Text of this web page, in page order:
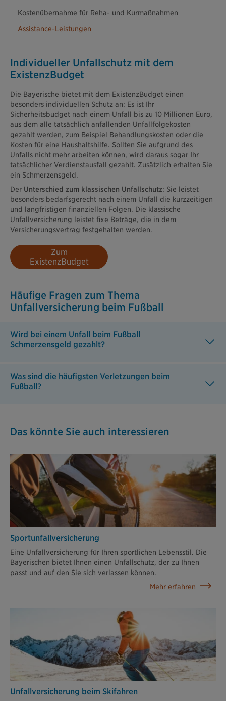
Kostenübernahme für Reha- und Kurmaßnahmen
Assistance-Leistungen
Individueller Unfallschutz mit dem
ExistenzBudget
Die Bayerische bietet mit dem ExistenzBudget einen
besonders individuellen Schutz an: Es ist Ihr
Sicherheitsbudget nach einem Unfall bis zu 10 Millionen Euro,
aus dem alle tatsächlich anfallenden Unfallfolgekosten
gezahlt werden, zum Beispiel Behandlungskosten oder die
Kosten für eine Haushaltshilfe. Sollten Sie aufgrund des
Unfalls nicht mehr arbeiten können, wird daraus sogar Ihr
tatsächlicher Verdienstausfall gezahlt. Zusätzlich erhalten Sie
ein Schmerzensgeld.
Der Unterschied zum klassischen Unfallschutz: Sie leistet
besonders bedarfsgerecht nach einem Unfall die kurzzeitigen
und langfristigen finanziellen Folgen. Die klassische
Unfallversicherung leistet fixe Beträge, die in dem
Versicherungsvertrag festgehalten werden.
Zum
ExistenzBudget
Häufige Fragen zum Thema
Unfallversicherung beim Fußball
Wird bei einem Unfall beim Fußball
Schmerzensgeld gezahlt?
Was sind die häufigsten Verletzungen beim
Fußball?
Das könnte Sie auch interessieren
Sportunfall­versicherung
Eine Unfallversicherung für Ihren sportlichen Lebensstil. Die
Bayerischen bietet Ihnen einen Unfallschutz, der zu Ihnen
passt und auf den Sie sich verlassen können.
Mehr erfahren
Unfallversi­cherung beim Skifahren